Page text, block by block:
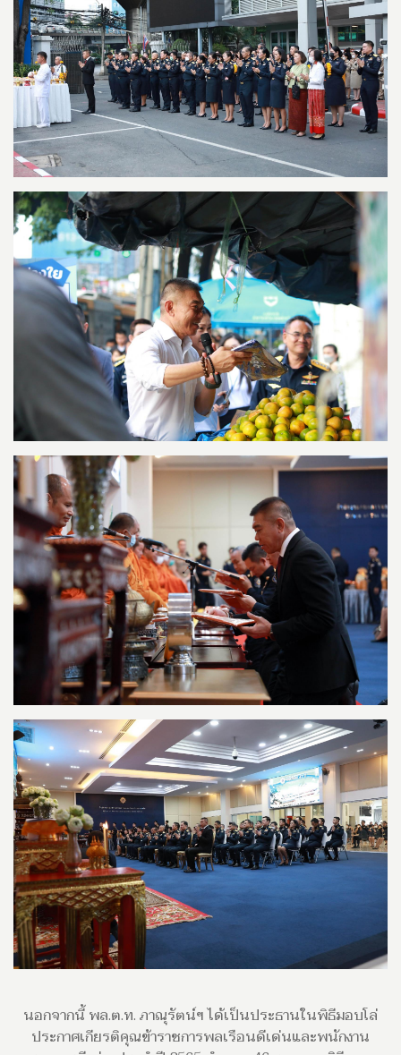
นอกจากนี้ พล.ต.ท. ภาณุรัตน์ฯ ได้เป็นประธานในพิธีมอบโล่
ประกาศเกียรติคุณข้าราชการพลเรือนดีเด่นและพนักงาน